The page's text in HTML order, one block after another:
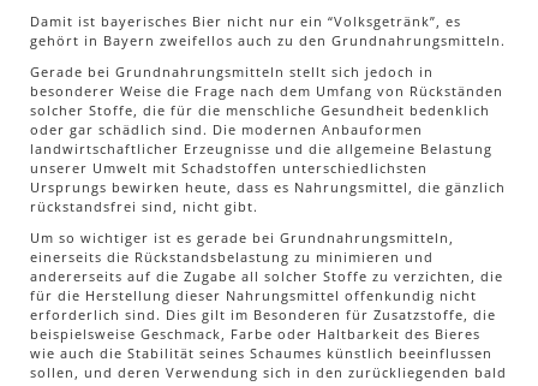
Damit ist bayerisches Bier nicht nur ein “Volksgetränk”, es
gehört in Bayern zweifellos auch zu den Grundnahrungsmitteln.
Gerade bei Grundnahrungsmitteln stellt sich jedoch in
besonderer Weise die Frage nach dem Umfang von Rückständen
solcher Stoffe, die für die menschliche Gesundheit bedenklich
oder gar schädlich sind. Die modernen Anbauformen
landwirtschaftlicher Erzeugnisse und die allgemeine Belastung
unserer Umwelt mit Schadstoffen unterschiedlichsten
Ursprungs bewirken heute, dass es Nahrungsmittel, die gänzlich
rückstandsfrei sind, nicht gibt.
Um so wichtiger ist es gerade bei Grundnahrungsmitteln,
einerseits die Rückstandsbelastung zu minimieren und
andererseits auf die Zugabe all solcher Stoffe zu verzichten, die
für die Herstellung dieser Nahrungsmittel offenkundig nicht
erforderlich sind. Dies gilt im Besonderen für Zusatzstoffe, die
beispielsweise Geschmack, Farbe oder Haltbarkeit des Bieres
wie auch die Stabilität seines Schaumes künstlich beeinflussen
sollen, und deren Verwendung sich in den zurückliegenden bald